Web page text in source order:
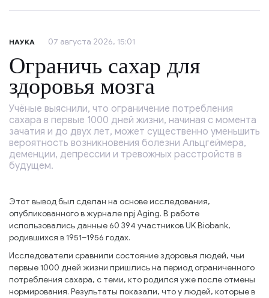
НАУКА 07 августа 2026, 15:01
Ограничь сахар для
здоровья мозга
Учёные выяснили, что ограничение потребления
сахара в первые 1000 дней жизни, начиная с момента
зачатия и до двух лет, может существенно уменьшить
вероятность возникновения болезни Альцгеймера,
деменции, депрессии и тревожных расстройств в
будущем.
Этот вывод был сделан на основе исследования,
опубликованного в журнале npj Aging. В работе
использовались данные 60 394 участников UK Biobank,
родившихся в 1951–1956 годах.
Исследователи сравнили состояние здоровья людей, чьи
первые 1000 дней жизни пришлись на период ограниченного
потребления сахара, с теми, кто родился уже после отмены
нормирования. Результаты показали, что у людей, которые в